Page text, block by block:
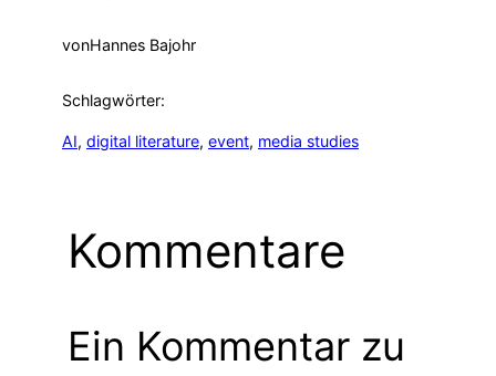
vonHannes Bajohr
Schlagwörter:
AI, digital literature, event, media studies
Kommentare
Ein Kommentar zu